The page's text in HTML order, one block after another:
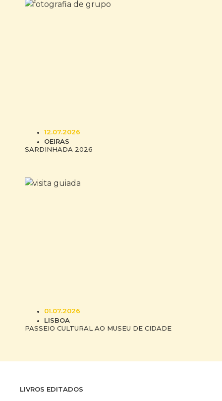
12.07.2026
OEIRAS
SARDINHADA 2026
01.07.2026
LISBOA
PASSEIO CULTURAL AO MUSEU DE CIDADE
LIVROS EDITADOS